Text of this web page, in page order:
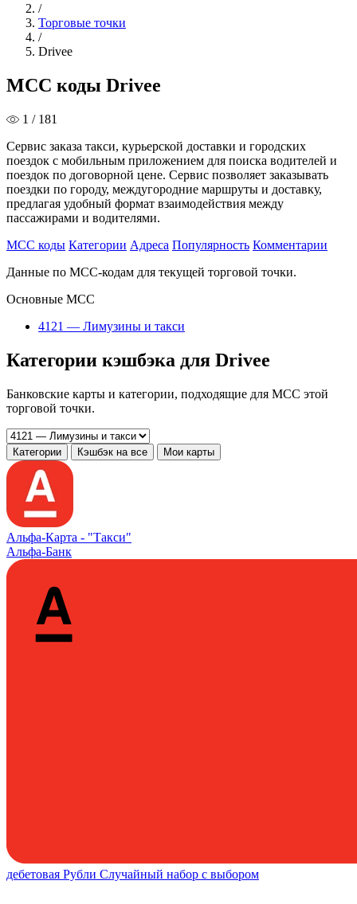
/
Торговые точки
/
Drivee
MCC коды Drivee
1 / 181
Сервис заказа такси, курьерской доставки и городских
поездок с мобильным приложением для поиска водителей и
поездок по договорной цене. Сервис позволяет заказывать
поездки по городу, междугородние маршруты и доставку,
предлагая удобный формат взаимодействия между
пассажирами и водителями.
MCC коды Категории Адреса Популярность Комментарии
Данные по MCC-кодам для текущей торговой точки.
Основные MCC
4121 — Лимузины и такси
Категории кэшбэка для Drivee
Банковские карты и категории, подходящие для MCC этой
торговой точки.
Категории Кэшбэк на все Мои карты
Альфа‑Карта - "Такси"
Альфа-Банк
дебетовая Рубли Случайный набор с выбором